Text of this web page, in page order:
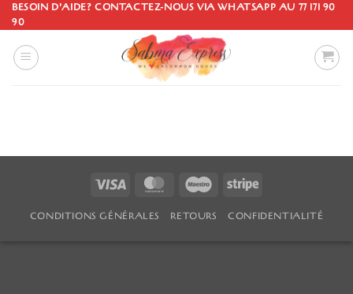
Passer
au
contenu
BESOIN D'AIDE? CONTACTEZ-NOUS VIA WHATSAPP AU 77 171 90
90
Visa MasterCardMaestro Stripe
CONDITIONS GÉNÉRALES RETOURS CONFIDENTIALITÉ